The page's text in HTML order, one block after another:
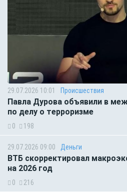
29.07.2026 10:01 Происшествия
Павла Дурова объявили в
по делу о терроризме
0 198
29.07.2026 09:00 Деньги
ВТБ скорректировал
на 2026 год
0 216